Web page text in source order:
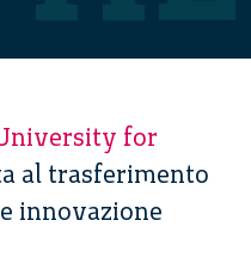
for
al trasferimento
innovazione